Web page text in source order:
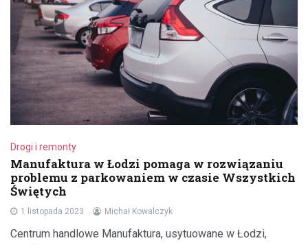
Drogi i remonty
Manufaktura w Łodzi pomaga w rozwiązaniu
problemu z parkowaniem w czasie Wszystkich
Świętych
1 listopada 2023 Michał Kowalczyk
Centrum handlowe Manufaktura, usytuowane w Łodzi,